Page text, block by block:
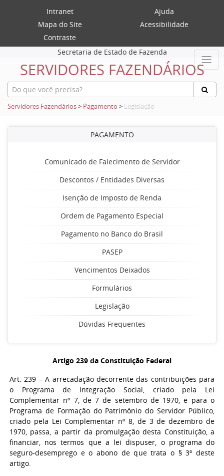
Intranet
Ajuda
Mapa do Site
Acessibilidade
Contraste
Secretaria de Estado de Fazenda
SERVIDORES FAZENDÁRIOS
Servidores Fazendários> Pagamento > Legislação
PAGAMENTO
Comunicado de Falecimento de Servidor
Descontos / Entidades Diversas
Isenção de Imposto de Renda
Ordem de Pagamento Especial
Pagamento no Banco do Brasil
PASEP
Vencimentos Deixados
Formulários
Legislação
Dúvidas Frequentes
Artigo 239 da Constituição Federal
Art. 239 – A arrecadação decorrente das contribuições para
o Programa de Integração Social, criado pela Lei
Complementar nº 7, de 7 de setembro de 1970, e para o
Programa de Formação do Patrimônio do Servidor Público,
criado pela Lei Complementar nº 8, de 3 de dezembro de
1970, passa, a partir da promulgação desta Constituição, a
financiar, nos termos que a lei dispuser, o programa do
seguro-desemprego e o abono de que trata o § 3º deste
artigo.